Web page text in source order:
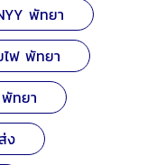
พัทยา
ฟ พัทยา
ทยา
ง